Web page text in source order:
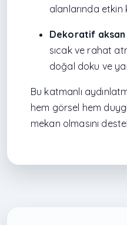
alanlarında etkin
Dekoratif aksan
sıcak ve rahat
doğal doku ve
Bu katmanlı
hem görsel hem
mekan olmasını